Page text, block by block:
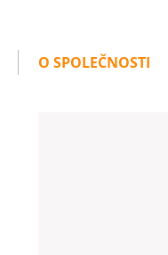
O SPOLEČNOSTI